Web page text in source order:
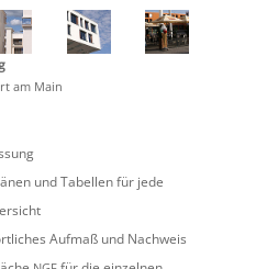
am Main
und Tabellen für jede
Aufmaß und Nachweis